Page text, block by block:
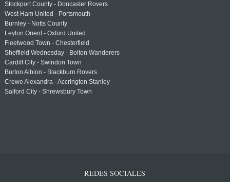
Stockport County - Doncaster Rovers
West Ham United - Portsmouth
Burnley - Notts County
Leyton Orient - Oxford United
Fleetwood Town - Chesterfield
Sheffield Wednesday - Bolton Wanderers
Cardiff City - Swindon Town
Burton Albion - Blackburn Rovers
Crewe Alexandra - Accrington Stanley
Salford City - Shrewsbury Town
REDES SOCIALES